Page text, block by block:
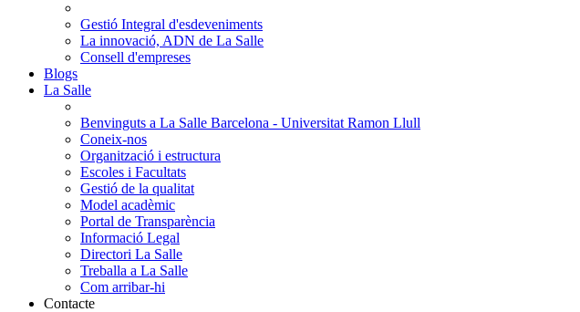
Gestió Integral d'esdeveniments
La innovació, ADN de La Salle
Consell d'empreses
Blogs
La Salle
Benvinguts a La Salle Barcelona - Universitat Ramon Llull
Coneix-nos
Organització i estructura
Escoles i Facultats
Gestió de la qualitat
Model acadèmic
Portal de Transparència
Informació Legal
Directori La Salle
Treballa a La Salle
Com arribar-hi
Contacte